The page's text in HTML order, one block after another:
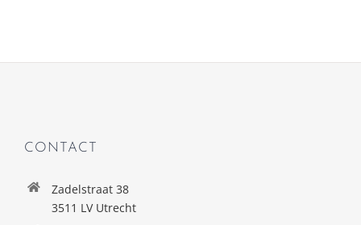
CONTACT
Zadelstraat 38
3511 LV Utrecht